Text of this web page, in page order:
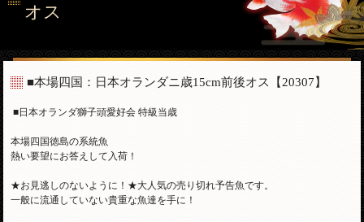
オス
■本場四国：日本オランダニ歳15cm前後オス 【20307】
■日本オランダ獅子頭愛好会 特級当歳
本場四国徳島の系統魚
熱い要望にお答えして入荷！
★お見逃しのないように！★大人気の売り切れ予告魚です。
一般に流通していない貴重な魚達を手に！